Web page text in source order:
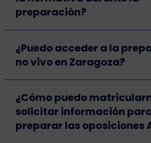
preparación?
¿Puedo acceder a la
no vivo en Zaragoza?
¿Cómo puedo
solicitar información
preparar las oposiciones